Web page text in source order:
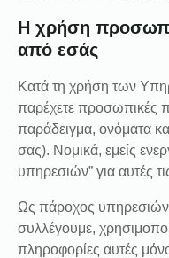
Η χρήση
από εσάς
Κατά τη χρήση των
παρέχετε προσωπικές
παράδειγμα, ονόματα
σας). Νομικά, εμείς
υπηρεσιών” για αυτές
Ως πάροχος υπηρεσιών
συλλέγουμε,
πληροφορίες αυτές